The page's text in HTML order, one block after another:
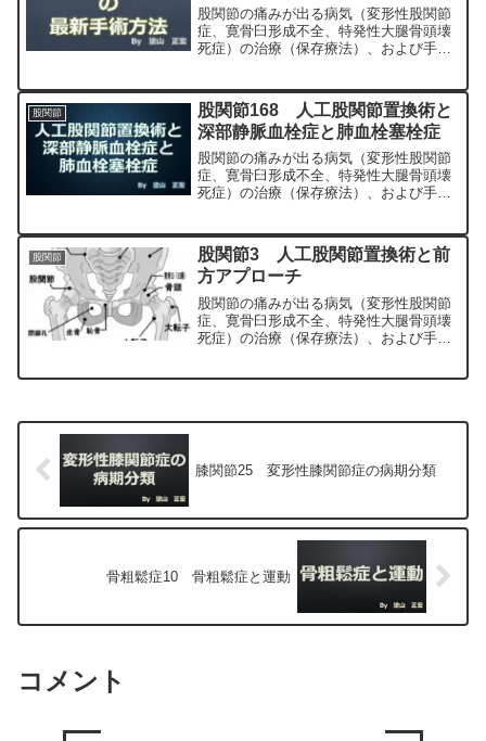
股関節の痛みが出る病気（変形性股関節
症、寛骨臼形成不全、特発性大腿骨頭壊
死症）の治療（保存療法）、および手術
科専門医（人工関節手術を専門）の塗山
正宏が色々と説明します。
股関節
股関節168 人工股関節置換術と
深部静脈血栓症と肺血栓塞栓症
股関節の痛みが出る病気（変形性股関節
症、寛骨臼形成不全、特発性大腿骨頭壊
死症）の治療（保存療法）、および手術
科専門医（人工関節手術を専門）の塗山
正宏が色々と説明します。
股関節
股関節3 人工股関節置換術と前
方アプローチ
股関節の痛みが出る病気（変形性股関節
症、寛骨臼形成不全、特発性大腿骨頭壊
死症）の治療（保存療法）、および手術
膝関節25 変形性膝関節症の病期分類
骨粗鬆症10 骨粗鬆症と運動
コメント